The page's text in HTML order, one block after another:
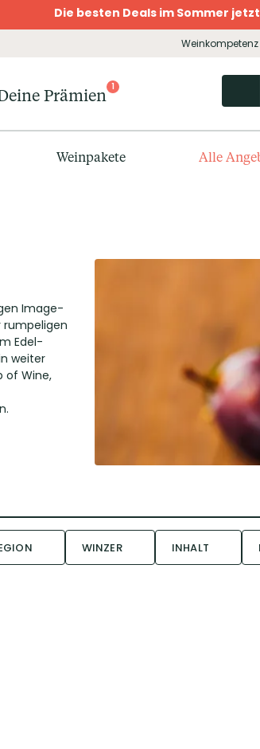
Die besten Deals im Sommer jetzt
Weinkompetenz
Prämien 1
Weinpakete Alle
Image-
rumpeligen
Edel-
weiter
of Wine,
WINZER INHALT